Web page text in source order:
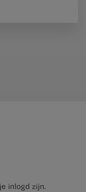
inlogd zijn.